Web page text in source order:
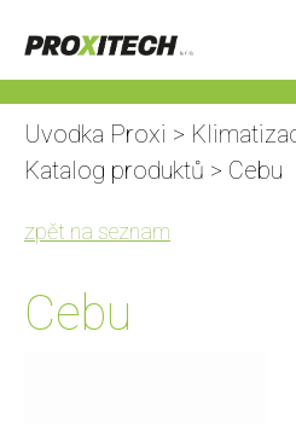
Uvodka Proxi >
Katalog produktů > Cebu
zpět na seznam
Cebu